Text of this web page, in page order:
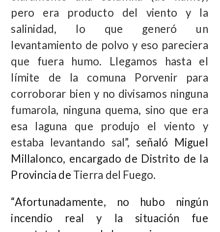
pero era producto del viento y la
salinidad, lo que generó un
levantamiento de polvo y eso pareciera
que fuera humo. Llegamos hasta el
límite de la comuna Porvenir para
corroborar bien y no divisamos ninguna
fumarola, ninguna quema, sino que era
esa laguna que produjo el viento y
estaba levantando sal”, señaló Miguel
Millalonco, encargado de Distrito de la
Provincia de Tierra del Fuego.
“Afortunadamente, no hubo ningún
incendio real y la situación fue